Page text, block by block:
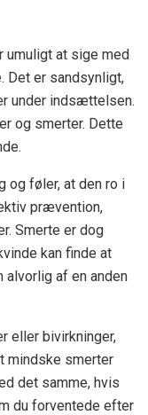
umuligt at sige med
Det er sandsynligt,
under indsættelsen.
og smerter. Dette
og føler, at den ro i
prævention,
Smerte er dog
kan finde at
af en anden
eller bivirkninger,
mindske smerter
det samme, hvis
du forventede efter